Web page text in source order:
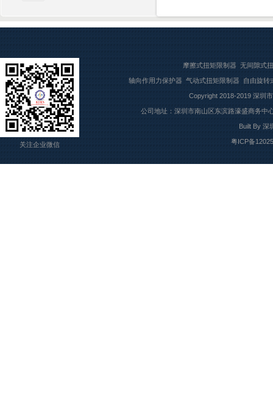
关注企业微信
摩擦式扭矩限制器 无间隙式
轴向作用力保护器 气动式扭矩限制器 自由旋转
Copyright 2018-2019 深圳
公司地址：深圳市南山区东滨路濠盛商务中
Built By 深
粤ICP备